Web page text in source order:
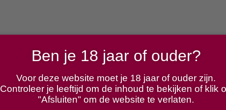
Ben je 18 jaar of ouder?
Voor deze website moet je 18 jaar of ouder zijn.
Controleer je leeftijd om de inhoud te bekijken of klik
"Afsluiten" om de website te verlaten.